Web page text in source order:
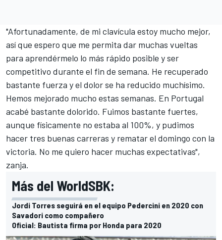
"Afortunadamente, de mi clavícula estoy mucho mejor,
así que espero que me permita dar muchas vueltas
para aprendérmelo lo más rápido posible y ser
competitivo durante el fin de semana. He recuperado
bastante fuerza y el dolor se ha reducido muchísimo.
Hemos mejorado mucho estas semanas. En Portugal
acabé bastante dolorido. Fuimos bastante fuertes,
aunque físicamente no estaba al 100%, y pudimos
hacer tres buenas carreras y rematar el domingo con la
victoria. No me quiero hacer muchas expectativas",
zanja.
Más del WorldSBK:
Jordi Torres seguirá en el equipo Pedercini en 2020 con
Savadori como compañero
Oficial: Bautista firma por Honda para 2020